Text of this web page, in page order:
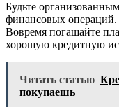
Будьте
финансовых операций.
Вовремя погашайте
хорошую кредитную
Читать статью
покупаешь